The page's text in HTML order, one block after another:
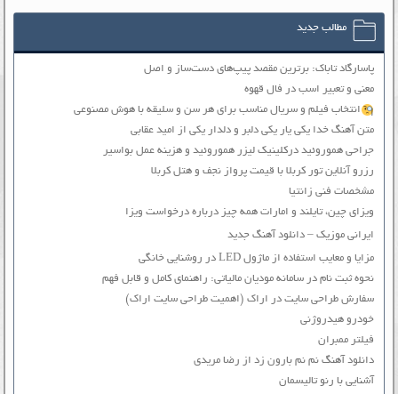
مطالب جدید
پاسارگاد تاباک: برترین مقصد پیپ‌های دست‌ساز و اصل
معنی و تعبیر اسب در فال قهوه
انتخاب فیلم و سریال مناسب برای هر سن و سلیقه با هوش مصنوعی
متن آهنگ خدا یکی یار یکی دلبر و دلدار یکی از امید عقابی
جراحی هموروئید درکلینیک لیزر هموروئید و هزینه عمل بواسیر
رزرو آنلاین تور کربلا با قیمت پرواز نجف و هتل کربلا
مشخصات فنی زانتیا
ویزای چین، تایلند و امارات همه چیز درباره درخواست ویزا
ایرانی موزیک – دانلود آهنگ جدید
مزایا و معایب استفاده از ماژول LED در روشنایی خانگی
نحوه ثبت نام در سامانه مودیان مالیاتی: راهنمای کامل و قابل فهم
سفارش طراحی سایت در اراک (اهمیت طراحی سایت اراک)
خودرو هیدروژنی
فیلتر ممبران
دانلود آهنگ نم نم بارون زد از رضا مریدی
آشنایی با رنو تالیسمان